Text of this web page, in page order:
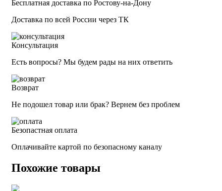
Бесплатная доставка по Ростову-на-Дону
Доставка по всей России через ТК
Консультация
Есть вопросы? Мы будем рады на них ответить
Возврат
Не подошел товар или брак? Вернем без проблем
Безопастная оплата
Оплачивайте картой по безопасному каналу
Похожие товары